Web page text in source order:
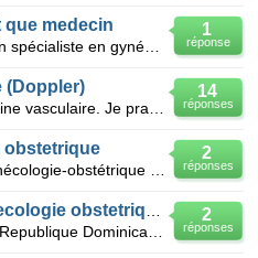
1
réponse
que medecin
14
réponses
(Doppler)
2
réponses
obstetrique
2
réponses